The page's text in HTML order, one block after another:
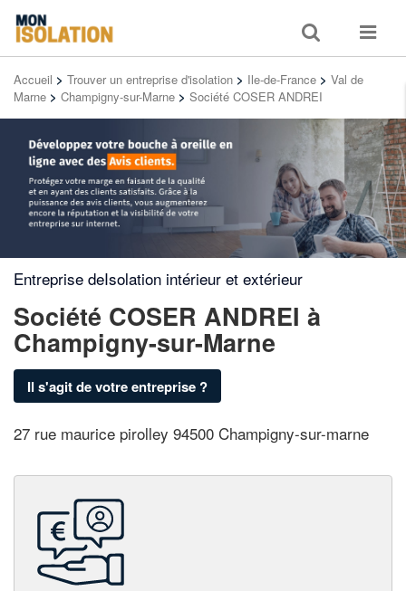
Toggle
search
Toggle
Accueil > Trouver un entreprise d'isolation > Ile-de-France > Val de
Marne > Champigny-sur-Marne > Société COSER ANDREI
Entreprise deIsolation intérieur et extérieur
Société COSER ANDREI à
Champigny-sur-Marne
Il s'agit de votre entreprise ?
27 rue maurice pirolley 94500 Champigny-sur-marne